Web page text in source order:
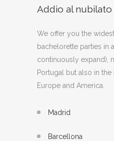
Addio al nubilato
We offer you the
bachelorette parties in
continuously expand),
Portugal but also in
Europe and America.
Madrid
Barcellona